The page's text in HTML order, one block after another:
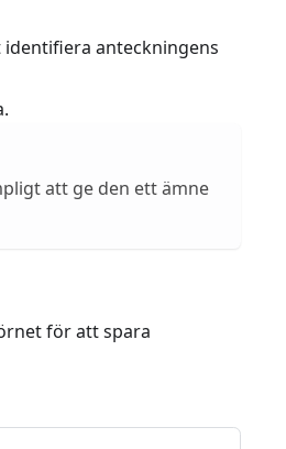
anteckningens
att ge den ett ämne
för att spara